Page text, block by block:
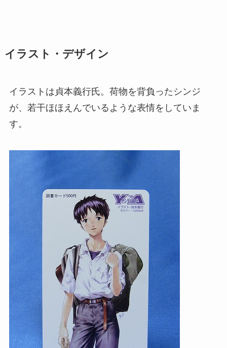
イラスト・デザイン
イラストは貞本義行氏。荷物を背負ったシンジ
が、若干ほほえんでいるような表情をしていま
す。